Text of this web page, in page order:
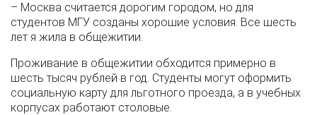
– Москва считается дорогим городом, но для
студентов МГУ созданы хорошие условия. Все шесть
лет я жила в общежитии.
Проживание в общежитии обходится примерно в
шесть тысяч рублей в год. Студенты могут оформить
социальную карту для льготного проезда, а в учебных
корпусах работают столовые.